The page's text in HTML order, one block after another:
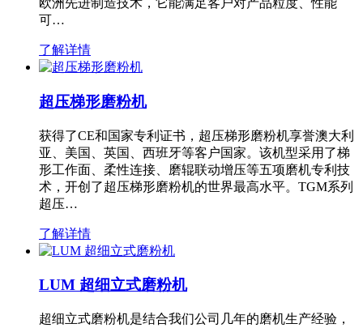
欧洲先进制造技术，它能满足客户对产品粒度、性能
可…
了解详情
超压梯形磨粉机
获得了CE和国家专利证书，超压梯形磨粉机享誉澳大利
亚、美国、英国、西班牙等客户国家。该机型采用了梯
形工作面、柔性连接、磨辊联动增压等五项磨机专利技
术，开创了超压梯形磨粉机的世界最高水平。TGM系列
超压…
了解详情
LUM 超细立式磨粉机
超细立式磨粉机是结合我们公司几年的磨机生产经验，